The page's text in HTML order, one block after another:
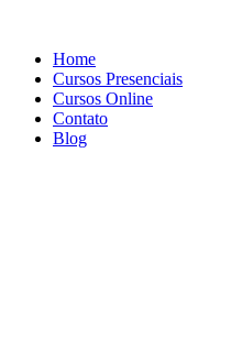
Home
Cursos Presenciais
Cursos Online
Contato
Blog